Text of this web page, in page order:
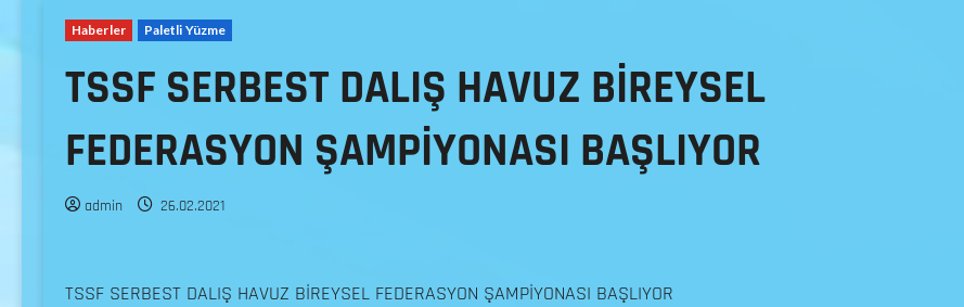
Haberler Paletli Yüzme
TSSF SERBEST DALIŞ HAVUZ BİREYSEL
FEDERASYON ŞAMPİYONASI BAŞLIYOR
admin 26.02.2021
TSSF SERBEST DALIŞ HAVUZ BİREYSEL FEDERASYON ŞAMPİYONASI BAŞLIYOR